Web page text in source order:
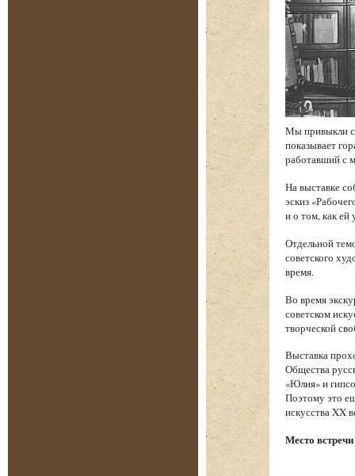
Мы привыкли
показывает
работавший с
На выставке
эскиз
и о том, как ей
Отдельной
советского
время.
Во время
советском
творческой
Выставка
Общества
«Юлия» и
Поэтому это
искусства XX
Место